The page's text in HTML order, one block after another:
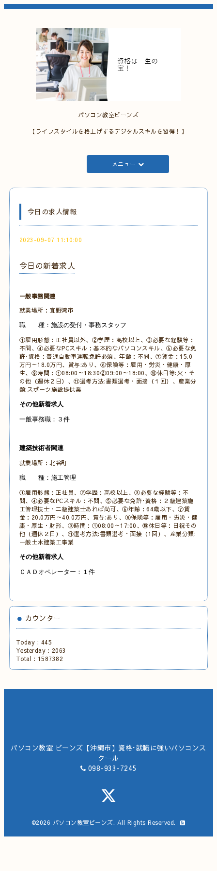
パソコン教室ビーンズ
【ライフスタイルを格上げするデジタルスキルを習得！】
メニュー
今日の求人情報
2023-09-07 11:10:00
今日の新着求人
一般事務関連
就業場所：宜野湾市
職 種：施設の受付・事務スタッフ
①雇用形態：正社員以外、②学歴：高校以上、③必要な経験等：
不問、④必要なPCスキル：基本的なパソコンスキル、⑤必要な免
許･資格：普通自動車運転免許必須、年齢：不問、⑦賃金：15.0
万円～18.0万円、賞与:あり、⑧保険等：雇用・労災・健康・厚
生、⑨時間：①08:00～18:30②09:00～18:00、⑩休日等:火・そ
の他（週休２日）、⑪選考方法:書類選考・面接（１回）、産業分
類:スポーツ施設提供業
その他新着求人
一般事務職：３件
建築技術者関連
就業場所：北谷町
職 種：施工管理
①雇用形態：正社員、②学歴：高校以上、③必要な経験等：不
問、④必要なPCスキル：不問、⑤必要な免許･資格：２級建築施
工管理技士・二級建築士あれば尚可、⑥年齢：64歳以下、⑦賃
金：20.0万円～40.0万円、賞与:あり、⑧保険等：雇用・労災・健
康・厚生・財形、⑨時間：①08:00～17:00、⑩休日等：日祝その
他 （週休２日）、⑪選考方法:書類選考・ 面接（1 回）、産業分類:
一般土木建築工事業
その他新着求人
ＣＡＤオペレーター：１件
カウンター
Today : 445
Yesterday : 2063
Total : 1587382
パソコン教室 ビーンズ【沖縄市】資格･就職に強いパソコンス
クール
098-933-7245
©2026 パソコン教室ビーンズ. All Rights Reserved.